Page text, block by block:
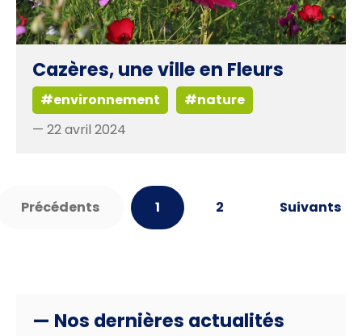
Cazères, une ville en Fleurs
#environnement
#nature
— 22 avril 2024
Précédents 1 2 Suivants
— Nos dernières actualités